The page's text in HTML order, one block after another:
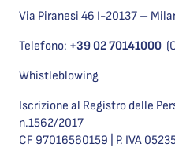
Via Piranesi 46 I-20137 –
Telefono: +39 02 70141000
Whistleblowing
Iscrizione al Registro delle
n.1562/2017
CF 97016560159 | P. IVA